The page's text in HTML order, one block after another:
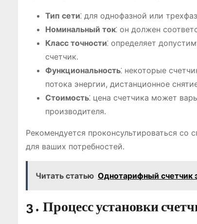
Тип сети⁚ для однофазной или
Номинальный ток⁚ он должен
Класс точности⁚ определяет
счетчик․
Функциональность⁚ некоторые
потока энергии, дистанционное
Стоимость⁚ цена счетчика может
производителя․
Рекомендуется проконсультироваться со
для ваших потребностей․
Читать статью Однотарифный счетчик
3․ Процесс установки